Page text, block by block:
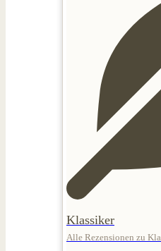
Klassiker
Alle Rezensionen zu